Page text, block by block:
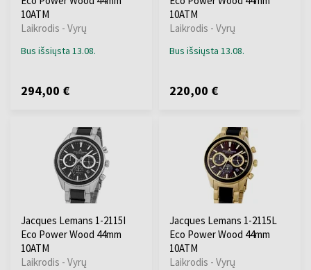
10ATM
Laikrodis - Vyrų
Bus išsiųsta 13.08.
294,00 €
10ATM
Laikrodis - Vyrų
Bus išsiųsta 13.08.
220,00 €
Jacques Lemans 1-2115I
Eco Power Wood 44mm
10ATM
Laikrodis - Vyrų
Jacques Lemans 1-2115L
Eco Power Wood 44mm
10ATM
Laikrodis - Vyrų